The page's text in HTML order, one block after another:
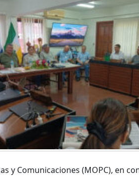
y Comunicaciones (MOPC), en